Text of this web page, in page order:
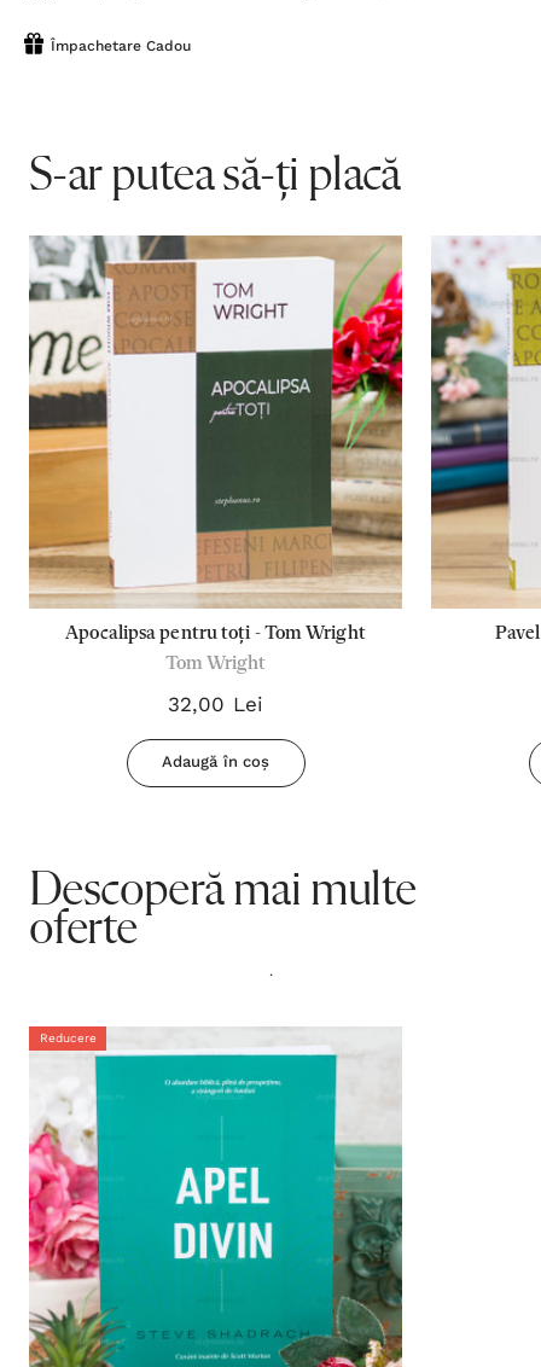
Împachetare Cadou
S-ar putea să-ți placă
Apocalipsa pentru toți - Tom Wright
Tom Wright
32,00 Lei
Adaugă în coș
Descoperă mai multe
oferte
.
Reducere